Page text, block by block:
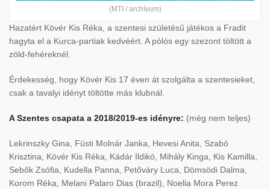
(MTI / archívum)
Hazatért Kövér Kis Réka, a szentesi születésű játékos a Fradit
hagyta el a Kurca-partiak kedvéért. A pólós egy szezont töltött a
zöld-fehéreknél.
Érdekesség, hogy Kövér Kis 17 éven át szolgálta a szentesieket,
csak a tavalyi idényt töltötte más klubnál.
A Szentes csapata a 2018/2019-es idényre: (még nem teljes)
Lekrinszky Gina, Füsti Molnár Janka, Hevesi Anita, Szabó
Krisztina, Kövér Kis Réka, Kádár Ildikó, Mihály Kinga, Kis Kamilla,
Sebők Zsófia, Kudella Panna, Petőváry Luca, Dömsödi Dalma,
Korom Réka, Melani Palaro Dias (brazil), Noelia Mora Perez